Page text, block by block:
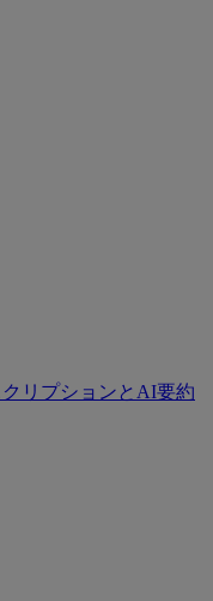
リプションとAI要約